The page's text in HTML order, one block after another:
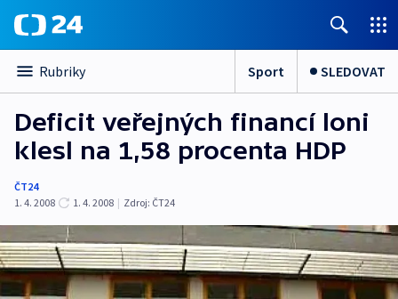
Rubriky Sport SLEDOVAT
Deficit veřejných financí loni
klesl na 1,58 procenta HDP
ČT24
1. 4. 2008
1. 4. 2008 | Zdroj: ČT24